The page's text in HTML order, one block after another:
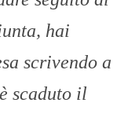
hai
scrivendo a
scaduto il